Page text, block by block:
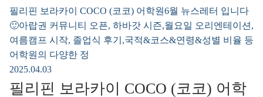
필리핀 보라카이 COCO (코코) 어학원6월 뉴스레터 입니다
🙂아랍권 커뮤니티 오픈, 하바갓 시즌,월요일 오리엔테이션,
여름캠프 시작, 졸업식 후기,국적&코스&연령&성별 비율 등
어학원의 다양한 정
2025.04.03
필리핀 보라카이 COCO (코코) 어학